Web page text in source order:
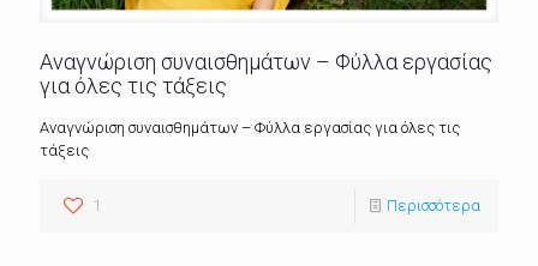
Αναγνώριση συναισθημάτων – Φύλλα εργασίας
για όλες τις τάξεις
Αναγνώριση συναισθημάτων – Φύλλα εργασίας για όλες τις
τάξεις
1 Περισσότερα